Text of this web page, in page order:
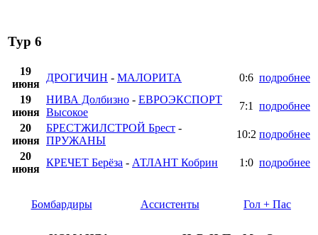
Тур 6
19
июня
ДРОГИЧИН - МАЛОРИТА 0:6 подробнее
19
июня
НИВА Долбизно - ЕВРОЭКСПОРТ
Высокое
7:1
подробнее
20
июня
БРЕСТЖИЛСТРОЙ Брест -
ПРУЖАНЫ
10:2 подробнее
20
июня
КРЕЧЕТ Берёза - АТЛАНТ Кобрин 1:0 подробнее
Бомбардиры Ассистенты Гол + Пас